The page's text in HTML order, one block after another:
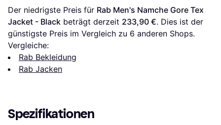
Der niedrigste Preis für Rab Men's Namche Gore Tex
Jacket - Black beträgt derzeit 233,90 €. Dies ist der
günstigste Preis im Vergleich zu 6 anderen Shops.
Vergleiche:
Rab Bekleidung
Rab Jacken
Spezifikationen